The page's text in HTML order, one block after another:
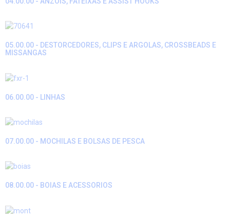
05.00.00 - DESTORCEDORES, CLIPS E ARGOLAS, CROSSBEADS E
MISSANGAS
06.00.00 - LINHAS
07.00.00 - MOCHILAS E BOLSAS DE PESCA
08.00.00 - BOIAS E ACESSORIOS